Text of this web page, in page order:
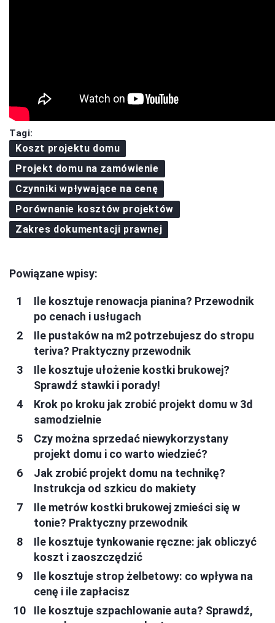
Tagi:
Koszt projektu domu
Projekt domu na zamówienie
Czynniki wpływające na cenę
Porównanie kosztów projektów
Zakres dokumentacji prawnej
Powiązane wpisy:
Ile kosztuje renowacja pianina? Przewodnik
po cenach i usługach
Ile pustaków na m2 potrzebujesz do stropu
teriva? Praktyczny przewodnik
Ile kosztuje ułożenie kostki brukowej?
Sprawdź stawki i porady!
Krok po kroku jak zrobić projekt domu w 3d
samodzielnie
Czy można sprzedać niewykorzystany
projekt domu i co warto wiedzieć?
Jak zrobić projekt domu na technikę?
Instrukcja od szkicu do makiety
Ile metrów kostki brukowej zmieści się w
tonie? Praktyczny przewodnik
Ile kosztuje tynkowanie ręczne: jak obliczyć
koszt i zaoszczędzić
Ile kosztuje strop żelbetowy: co wpływa na
cenę i ile zapłacisz
Ile kosztuje szpachlowanie auta? Sprawdź,